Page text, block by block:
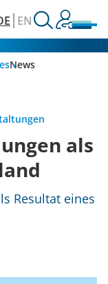
EN
News
als
Resultat eines